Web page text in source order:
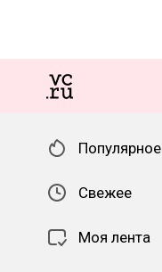
Популярное
Свежее
Моя лента